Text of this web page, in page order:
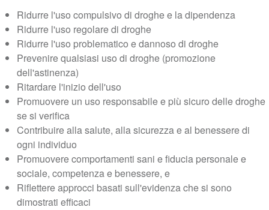
Ridurre l'uso compulsivo di droghe e la dipendenza
Ridurre l'uso regolare di droghe
Ridurre l'uso problematico e dannoso di droghe
Prevenire qualsiasi uso di droghe (promozione
dell'astinenza)
Ritardare l'inizio dell'uso
Promuovere un uso responsabile e più sicuro delle droghe
se si verifica
Contribuire alla salute, alla sicurezza e al benessere di
ogni individuo
Promuovere comportamenti sani e fiducia personale e
sociale, competenza e benessere, e
Riflettere approcci basati sull'evidenza che si sono
dimostrati efficaci